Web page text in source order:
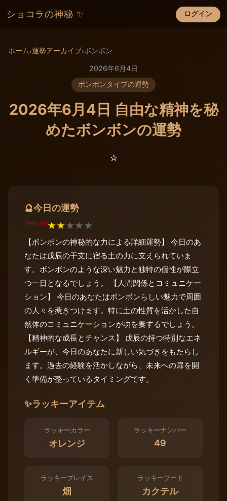
ショコラの神秘 ✨ ログイン
×
ホーム›運勢アーカイブ›ボンボン
2026年6月4日
ボンボンタイプの運勢
2026年6月4日 自由な精神を秘
めたボンボンの運勢
⭐️
🔮今日の運勢
TEST: 2.0★★★★★
【ボンボンの神秘的な力による詳細運勢】 今日のあ
なたは戊辰の干支に宿る土の力に支えられていま
す。ボンボンのような深い魅力と独特の個性が際立
つ一日となるでしょう。 【人間関係とコミュニケー
ション】 今日のあなたはボンボンらしい魅力で周囲
の人々を惹きつけます。特に土の性質を活かした自
然体のコミュニケーションが功を奏するでしょう。
【精神的な成長とチャンス】 戊辰の持つ特別なエネ
ルギーが、今日のあなたに新しい気づきをもたらし
ます。過去の経験を活かしながら、未来への扉を開
く準備が整っているタイミングです。
✨ラッキーアイテム
ラッキーカラー
オレンジ
ラッキーナンバー
49
ラッキープレイス
畑
ラッキーフード
カクテル